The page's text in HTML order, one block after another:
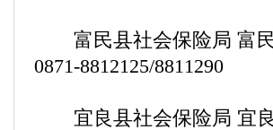
富民县社会保险局 富民
0871-8812125/8811290
宜良县社会保险局 宜良